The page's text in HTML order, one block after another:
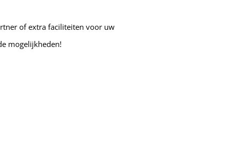
of extra faciliteiten voor uw
mogelijkheden!